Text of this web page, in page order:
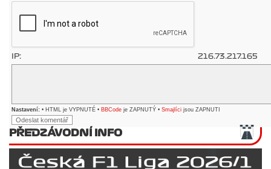
IP: 216.73.217.165
Nastavení: • HTML je VYPNUTÉ • BBCode je ZAPNUTÝ • Smajlíci jsou ZAPNUTI
PŘEDZÁVODNÍ INFO